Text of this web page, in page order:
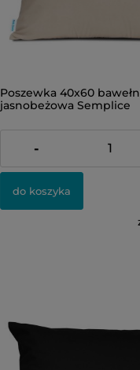
Poszewka 40x60
jasnobeżowa Semplice
23,00 zł
-
do koszyka